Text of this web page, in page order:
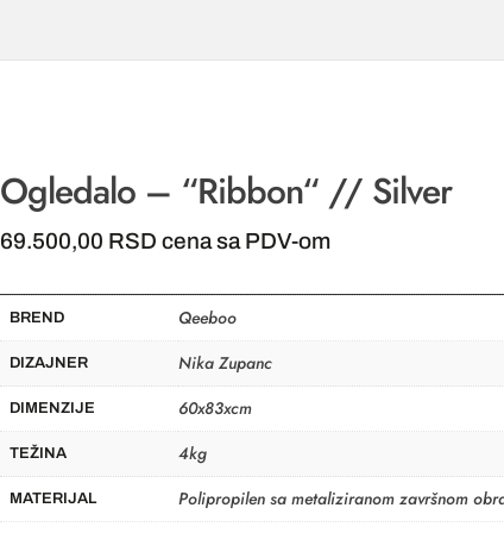
Ogledalo – “Ribbon“ // Silver
69.500,00 RSD cena sa PDV-om
BREND Qeeboo
DIZAJNER Nika Zupanc
DIMENZIJE 60x83xcm
TEŽINA 4kg
MATERIJAL Polipropilen sa metaliziranom završnom